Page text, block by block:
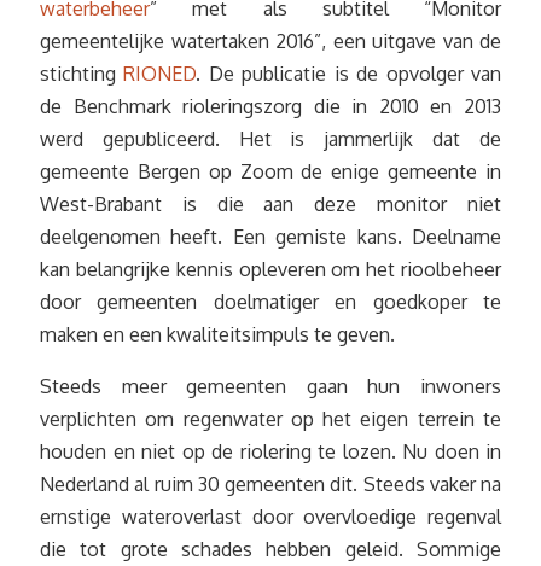
waterbeheer” met als subtitel “Monitor
gemeentelijke watertaken 2016”, een uitgave van de
stichtingRIONED. De publicatie is de opvolger van
de Benchmark rioleringszorg die in 2010 en 2013
werd gepubliceerd. Het is jammerlijk dat de
gemeente Bergen op Zoom de enige gemeente in
West-Brabant is die aan deze monitor niet
deelgenomen heeft. Een gemiste kans. Deelname
kan belangrijke kennis opleveren om het rioolbeheer
door gemeenten doelmatiger en goedkoper te
maken en een kwaliteitsimpuls te geven.
Steeds meer gemeenten gaan hun inwoners
verplichten om regenwater op het eigen terrein te
houden en niet op de riolering te lozen. Nu doen in
Nederland al ruim 30 gemeenten dit. Steeds vaker na
ernstige wateroverlast door overvloedige regenval
die tot grote schades hebben geleid. Sommige